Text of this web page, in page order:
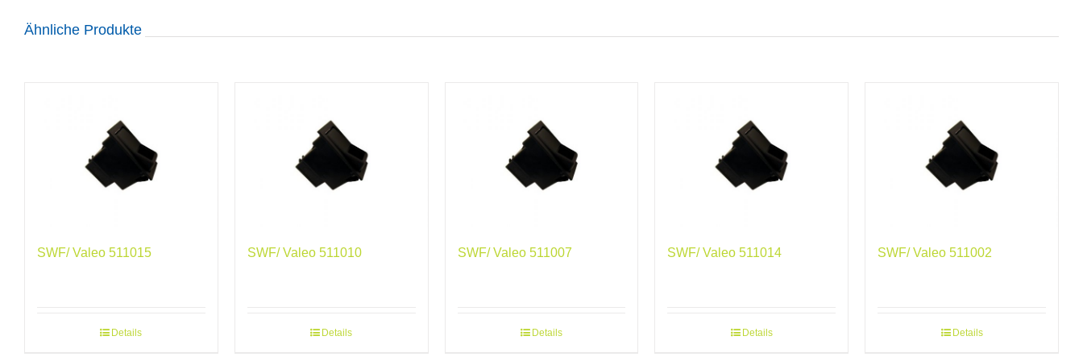
Ähnliche Produkte
SWF/ Valeo 511015
Details
SWF/ Valeo 511010
Details
SWF/ Valeo 511007
Details
SWF/ Valeo 511014
Details
SWF/ Valeo 511002
Details